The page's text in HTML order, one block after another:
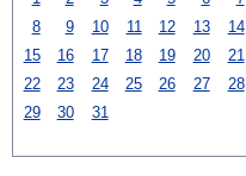
8
9 10 11 12 13
14
15
16 17 18 19 20
21
22
23 24 25 26 27
28
29
30 31